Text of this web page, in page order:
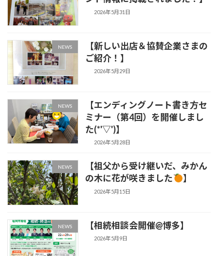
2026年5月31日
NEWS
【新しい出店＆協賛企業さまの
ご紹介！】
2026年5月29日
NEWS
【エンディングノート書き方セ
ミナー（第4回）を開催しまし
た(*'▽')】
2026年5月28日
NEWS
【祖父から受け継いだ、みかん
の木に花が咲きました
】
2026年5月15日
NEWS 【相続相談会開催@博多】
2026年5月9日